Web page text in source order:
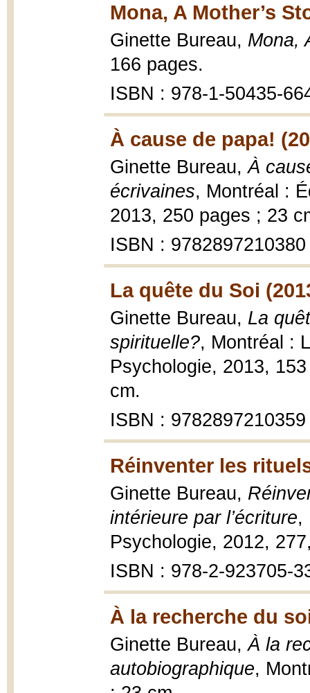
Mona, A Mother’s
Ginette Bureau, Mona,
166 pages.
ISBN : 978-1-50435-
À cause de papa!
Ginette Bureau,À
écrivaines, Montréal :
2013, 250 pages ; 23
ISBN : 9782897210380
La quête du Soi
Ginette Bureau, La
spirituelle?, Montréal :
Psychologie, 2013,
cm.
ISBN : 9782897210359
Réinventer les
Ginette Bureau,
intérieure par l’écriture,
Psychologie, 2012,
ISBN : 978-2-923705-
À la recherche du
Ginette Bureau,À la
autobiographique,